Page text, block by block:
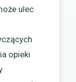
ulec
opieki